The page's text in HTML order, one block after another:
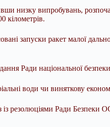
низку випробувань,
кілометрів.
запуски ракет малої
Ради національної
води чи виняткову
із резолюціями Ради